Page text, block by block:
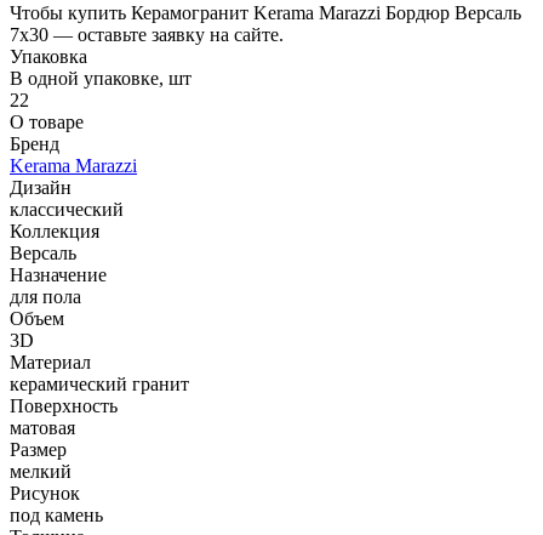
Чтобы купить Керамогранит Kerama Marazzi Бордюр Версаль
7х30 — оставьте заявку на сайте.
Упаковка
В одной упаковке, шт
22
О товаре
Бренд
Kerama Marazzi
Дизайн
классический
Коллекция
Версаль
Назначение
для пола
Объем
3D
Материал
керамический гранит
Поверхность
матовая
Размер
мелкий
Рисунок
под камень